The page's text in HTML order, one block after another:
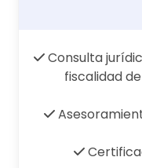
Consulta
fiscalidad